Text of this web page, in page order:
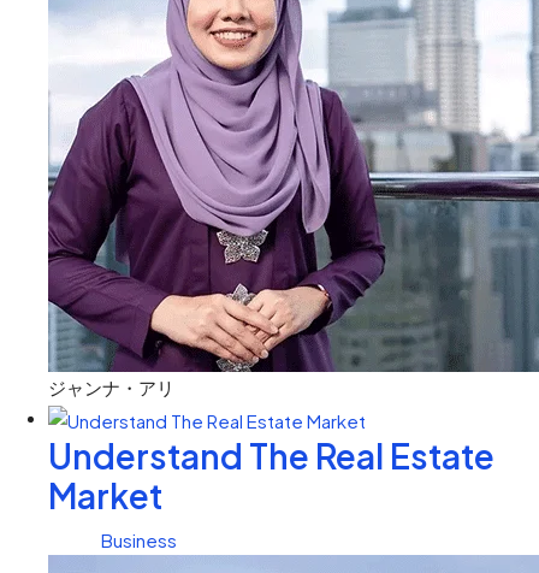
ジャンナ・アリ
Understand The Real Estate
Market
Business